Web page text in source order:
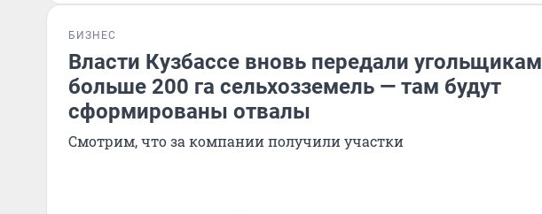
БИЗНЕС
Власти Кузбассе вновь передали угольщикам
больше 200 га сельхозземель — там будут
сформированы отвалы
Смотрим, что за компании получили участки